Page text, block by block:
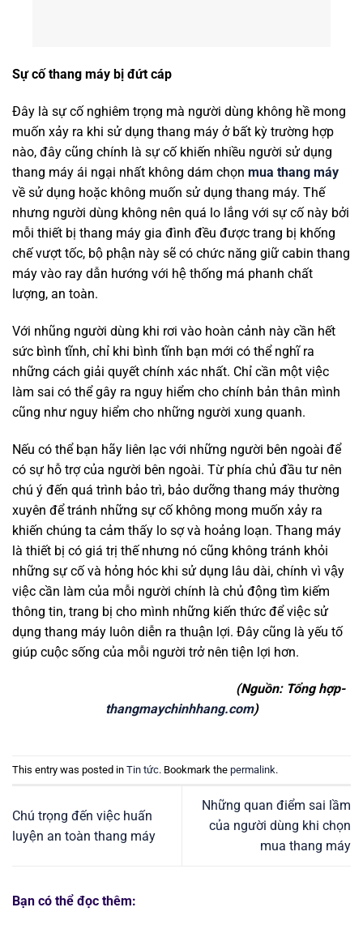
Sự cố thang máy bị đứt cáp
Đây là sự cố nghiêm trọng mà người dùng không hề mong
muốn xảy ra khi sử dụng thang máy ở bất kỳ trường hợp
nào, đây cũng chính là sự cố khiến nhiều người sử dụng
thang máy ái ngại nhất không dám chọn mua thang máy
về sử dụng hoặc không muốn sử dụng thang máy. Thế
nhưng người dùng không nên quá lo lắng với sự cố này bởi
mỗi thiết bị thang máy gia đình đều được trang bị khống
chế vượt tốc, bộ phận này sẽ có chức năng giữ cabin thang
máy vào ray dẫn hướng với hệ thống má phanh chất
lượng, an toàn.
Với nhũng người dùng khi rơi vào hoàn cảnh này cần hết
sức bình tĩnh, chỉ khi bình tĩnh bạn mới có thể nghĩ ra
những cách giải quyết chính xác nhất. Chỉ cần một việc
làm sai có thể gây ra nguy hiểm cho chính bản thân mình
cũng như nguy hiểm cho những người xung quanh.
Nếu có thể bạn hãy liên lạc với những người bên ngoài để
có sự hỗ trợ của người bên ngoài. Từ phía chủ đầu tư nên
chú ý đến quá trình bảo trì, bảo dưỡng thang máy thường
xuyên để tránh những sự cố không mong muốn xảy ra
khiến chúng ta cảm thấy lo sợ và hoảng loạn. Thang máy
là thiết bị có giá trị thế nhưng nó cũng không tránh khỏi
những sự cố và hỏng hóc khi sử dụng lâu dài, chính vì vậy
việc cần làm của mỗi người chính là chủ động tìm kiếm
thông tin, trang bị cho mình những kiến thức để việc sử
dụng thang máy luôn diễn ra thuận lợi. Đây cũng là yếu tố
giúp cuộc sống của mỗi người trở nên tiện lợi hơn.
(Nguồn: Tổng hợp-
thangmaychinhhang.com)
This entry was posted in Tin tức. Bookmark the permalink.
Chú trọng đến việc huấn
luyện an toàn thang máy
Những quan điểm sai lầm
của người dùng khi chọn
mua thang máy
Bạn có thể đọc thêm: